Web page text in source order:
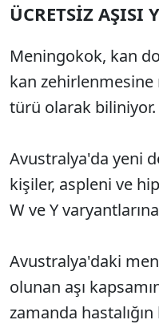
ÜCRETSİZ AŞISI
Meningokok, kan
kan
türü olarak biliniyor.
Avustralya'da yeni
kişiler, aspleni ve
W ve Y
Avustralya'daki
olunan aşı
zamanda hastalığın